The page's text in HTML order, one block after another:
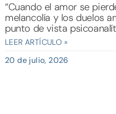
“Cuando el amor se
melancolía y los duelos
punto de vista
LEER ARTÍCULO »
20 de julio, 2026